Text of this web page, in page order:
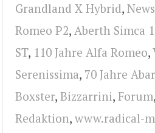
Grandland X Hybrid,
Romeo P2, Aberth Simca
ST, 110 Jahre Alfa Romeo,
Serenissima, 70 Jahre
Boxster, Bizzarrini, Forum,
Redaktion, www.radical-